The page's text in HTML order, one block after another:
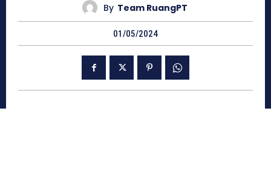
By Team RuangPT
01/05/2024